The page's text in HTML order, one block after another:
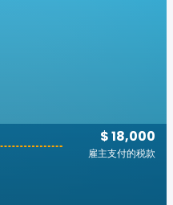
$ 18,000
雇主支付的税款